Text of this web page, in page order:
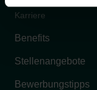
Karriere
Benefits
Stellenangebote
Bewerbungstipps